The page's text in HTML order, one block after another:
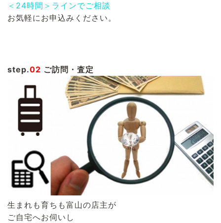
＜24時間＞ラインでご相談
お気軽にお申込みください。
step.02 ご訪問・査定
生まれも育ちも富山の店主が
ご自宅へお伺いし